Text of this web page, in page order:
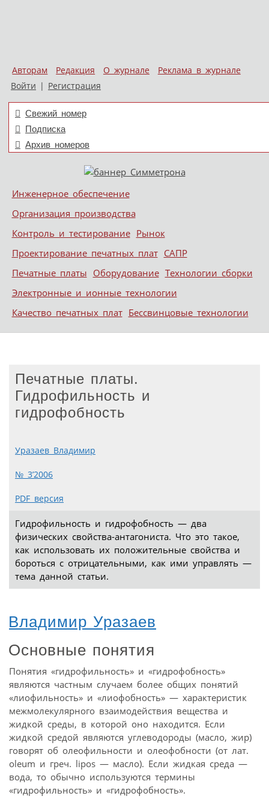
Авторам Редакция О журнале
Реклама в журнале
Войти | Регистрация
Свежий номер
Подписка
Архив номеров
Меню
Skip to content
Инженерное обеспечение
Организация производства
Контроль и тестирование Рынок
Проектирование печатных плат САПР
Печатные платы Оборудование Технологии сборки
Электронные и ионные технологии
Качество печатных плат Бессвинцовые технологии
Печатные платы.
Гидрофильность и
гидрофобность
Уразаев Владимир
№ 3’2006
PDF версия
Гидрофильность и гидрофобность — два
физических свойства-антагониста. Что это такое,
как использовать их положительные свойства и
бороться с отрицательными, как ими управлять —
тема данной статьи.
Владимир Уразаев
Основные понятия
Понятия «гидрофильность» и «гидрофобность»
являются частным случаем более общих понятий
«лиофильность» и «лиофобность» — характеристик
межмолекулярного взаимодействия вещества и
жидкой среды, в которой оно находится. Если
жидкой средой являются углеводороды (масло, жир)
говорят об олеофильности и олеофобности (от лат.
oleum и греч. lipos — масло). Если жидкая среда —
вода, то обычно используются термины
«гидрофильность» и «гидрофобность».